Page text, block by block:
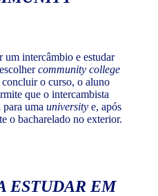
um intercâmbio e estudar
community college
concluir o curso, o aluno
que o intercambista
para uma university e, após
o bacharelado no exterior.
ESTUDAR EM